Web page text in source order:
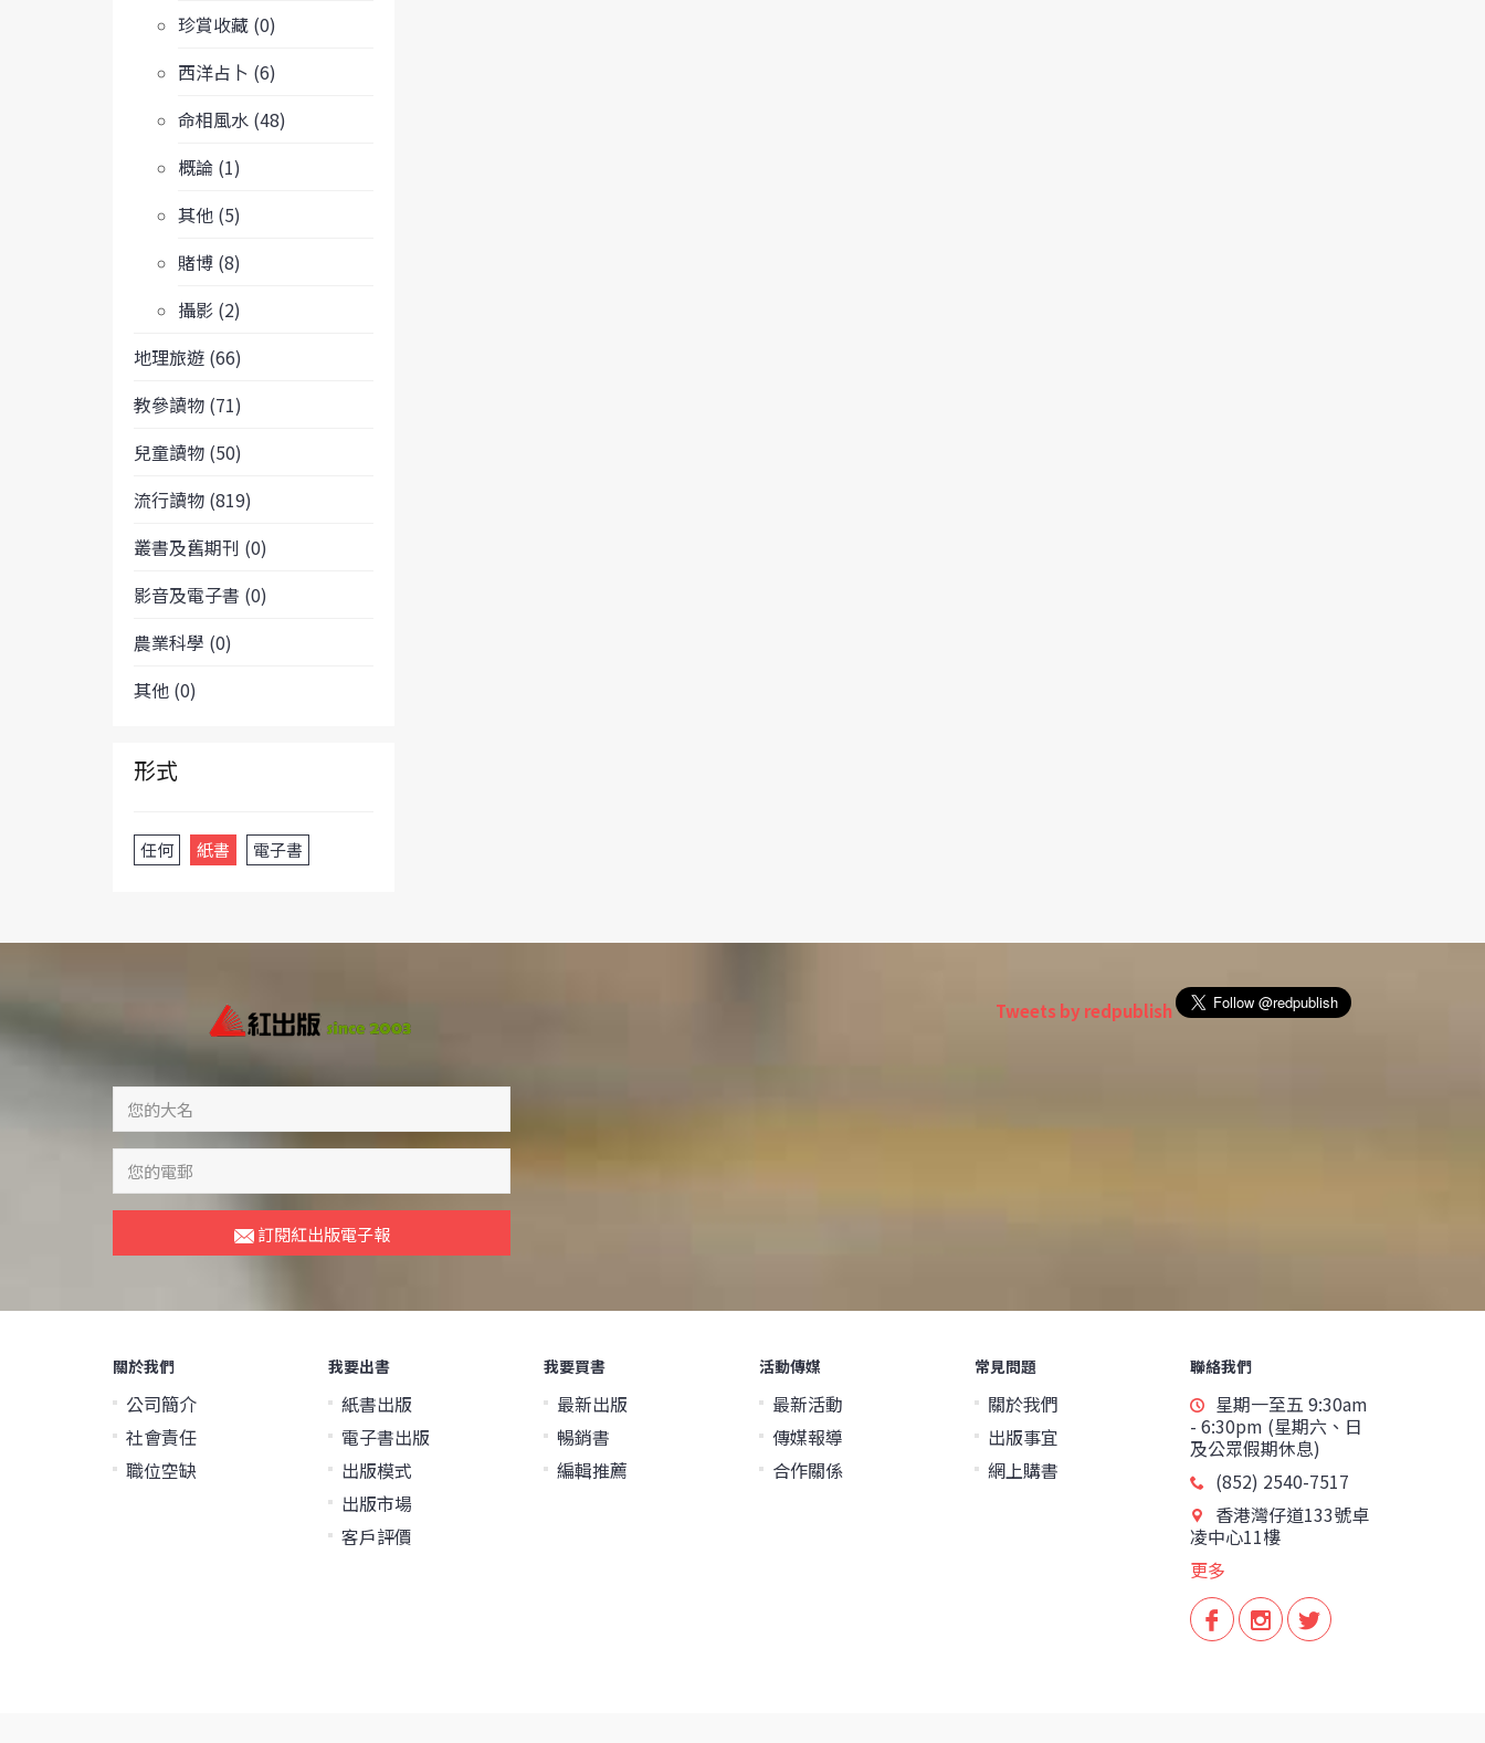
珍賞收藏 (0)
西洋占卜 (6)
命相風水 (48)
概論 (1)
其他 (5)
賭博 (8)
攝影 (2)
地理旅遊 (66)
教參讀物 (71)
兒童讀物 (50)
流行讀物 (819)
叢書及舊期刊 (0)
影音及電子書 (0)
農業科學 (0)
其他 (0)
形式
任何 紙書 電子書
訂閱紅出版電子報
Tweets by redpublish
關於我們
公司簡介
社會責任
職位空缺
我要出書
紙書出版
電子書出版
出版模式
出版市場
客戶評價
我要買書
最新出版
暢銷書
編輯推薦
活動傳媒
最新活動
傳媒報導
合作關係
常見問題
關於我們
出版事宜
網上購書
聯絡我們
星期一至五 9:30am
- 6:30pm (星期六、日
及公眾假期休息)
(852) 2540-7517
香港灣仔道133號卓
凌中心11樓
更多